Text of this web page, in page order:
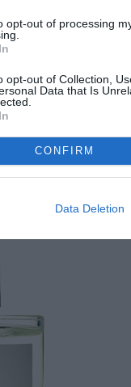
opt-out of processing
opt-out of Collection,
Data that Is
CONFIRM
Data Deletion
του. Το
The Perfect Kiss
Βρετανό
και
πάνω στον
οικείες τους